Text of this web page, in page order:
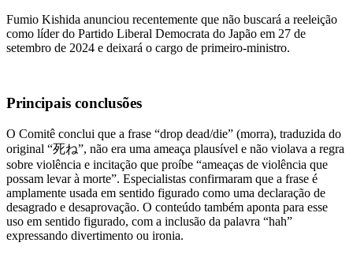
Fumio Kishida anunciou recentemente que não buscará a reeleição
como líder do Partido Liberal Democrata do Japão em 27 de
setembro de 2024 e deixará o cargo de primeiro-ministro.
Principais conclusões
O Comitê conclui que a frase “drop dead/die” (morra), traduzida do
original “死ね”, não era uma ameaça plausível e não violava a regra
sobre violência e incitação que proíbe “ameaças de violência que
possam levar à morte”. Especialistas confirmaram que a frase é
amplamente usada em sentido figurado como uma declaração de
desagrado e desaprovação. O conteúdo também aponta para esse
uso em sentido figurado, com a inclusão da palavra “hah”
expressando divertimento ou ironia.